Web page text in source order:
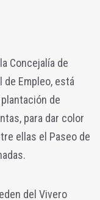
Concejalía de
Empleo, está
de
para dar color
ellas el Paseo de
del Vivero